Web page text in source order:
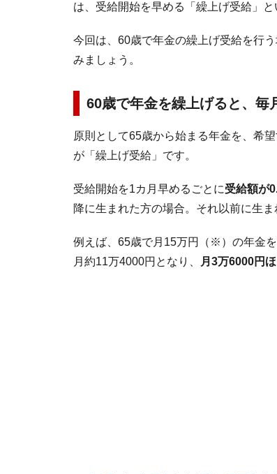
は、受給開始を早める「繰上げ受給」と
今回は、60歳で年金の繰上げ受給を行
みましょう。
60歳で年金を繰上げると、毎
原則として65歳から始まる年金を、希
が「繰上げ受給」です。
受給開始を1カ月早めるごとに受給額が
降に生まれた方の場合。それ以前に生
例えば、65歳で月15万円（※）の年金
月約11万4000円となり、
月3万6000円